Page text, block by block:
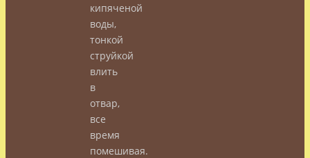
кипяченой
воды,
тонкой
струйкой
влить
в
отвар,
все
время
помешивая.